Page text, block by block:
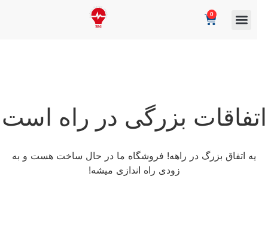
بزرگی در راه است
یه اتفاق بزرگ در راهه! فروشگاه ما در حال ساخت هست و به
زودی راه اندازی میشه!